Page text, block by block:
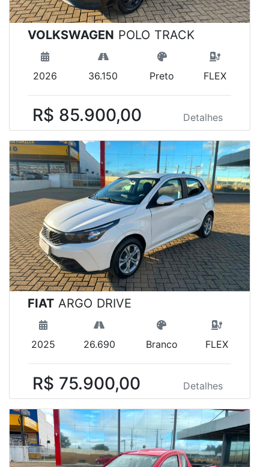
VOLKSWAGEN POLO TRACK
2026 36.150 Preto FLEX
R$ 85.900,00 Detalhes
FIAT ARGO DRIVE
2025 26.690 Branco FLEX
R$ 75.900,00 Detalhes